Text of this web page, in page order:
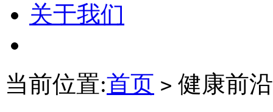
关于我们
当前位置:首页 > 健康前沿